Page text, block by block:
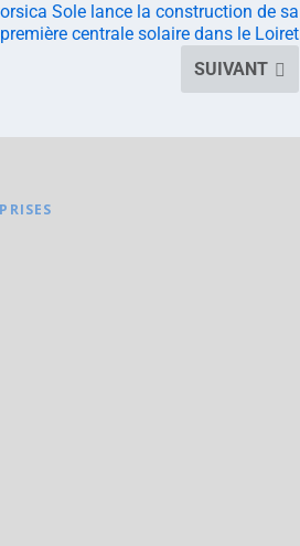
Sole lance la construction de sa
première centrale solaire dans le Loiret
SUIVANT